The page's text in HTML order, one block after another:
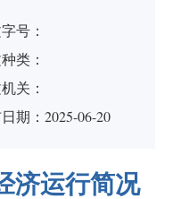
号：
类：
关：
期：2025-06-20
济运行简况